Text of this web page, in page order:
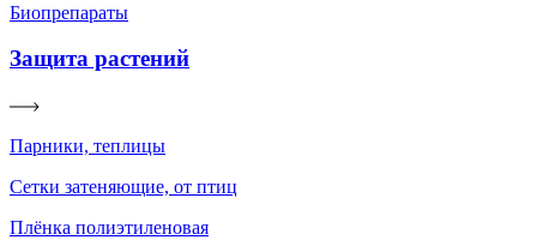
Биопрепараты
Защита растений
Парники, теплицы
Сетки затеняющие, от птиц
Плёнка полиэтиленовая